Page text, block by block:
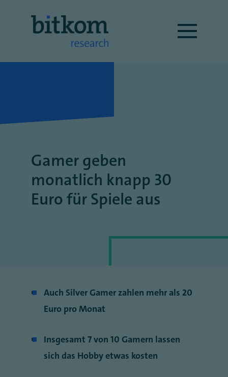
Gamer geben
monatlich knapp 30
Euro für Spiele aus
Auch Silver Gamer zahlen mehr als 20
Euro pro Monat
Insgesamt 7 von 10 Gamern lassen
sich das Hobby etwas kosten